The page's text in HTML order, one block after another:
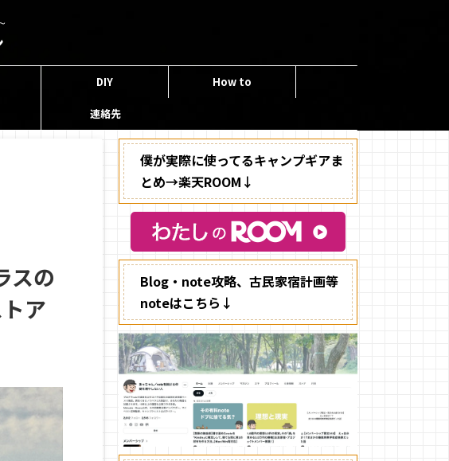
DIY How to
連絡先
スの
ア
僕が実際に使ってるキャンプギアま
とめ→楽天ROOM↓
Blog・note攻略、古民家宿計画等
noteはこちら↓